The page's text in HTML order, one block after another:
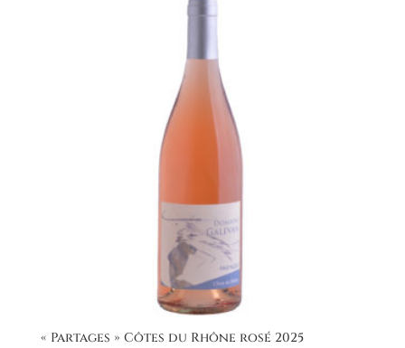
« Partages » Côtes du Rhône rosé 2025